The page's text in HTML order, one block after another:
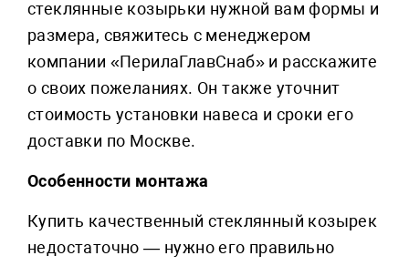
стеклянные козырьки нужной вам формы и
размера, свяжитесь с менеджером
компании «ПерилаГлавСнаб» и расскажите
о своих пожеланиях. Он также уточнит
стоимость установки навеса и сроки его
доставки по Москве.
Особенности монтажа
Купить качественный стеклянный козырек
недостаточно — нужно его правильно